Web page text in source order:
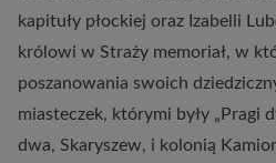
kapituły płockiej oraz Izabelli
królowi w Straży memoriał, w
poszanowania swoich
miasteczek, którymi były „Pragi
dwa, Skaryszew, i kolonią